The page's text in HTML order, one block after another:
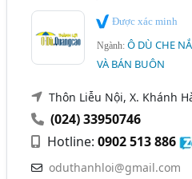
Được xác minh
Ngành:Ô DÙ CHE
VÀ BÁN BUÔN
Thôn Liễu Nội, X. Khánh
(024) 33950746
Hotline:0902 513 886
oduthanhloi@gmail.com